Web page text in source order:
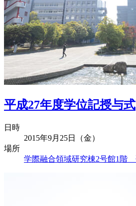
平成27年度学位記授与式
日時
2015年9月25日（金）
場所
学際融合領域研究棟2号館1階